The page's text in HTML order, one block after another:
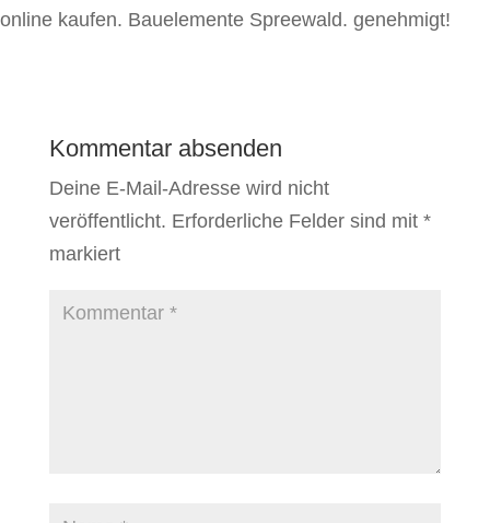
online kaufen. Bauelemente Spreewald. genehmigt!
Kommentar absenden
Deine E-Mail-Adresse wird nicht
veröffentlicht. Erforderliche Felder sind mit *
markiert